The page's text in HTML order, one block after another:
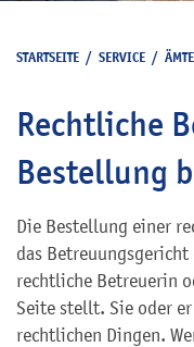
STARTSEITE / SERVICE /
Rechtliche
Bestellung
Die Bestellung einer
das
rechtliche Betreuerin
Seite stellt. Sie oder
rechtlichen Dingen.